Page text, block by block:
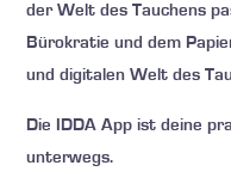
der Welt des Tauchens
Bürokratie und dem
und digitalen Welt des
Die IDDA App ist deine
unterwegs.